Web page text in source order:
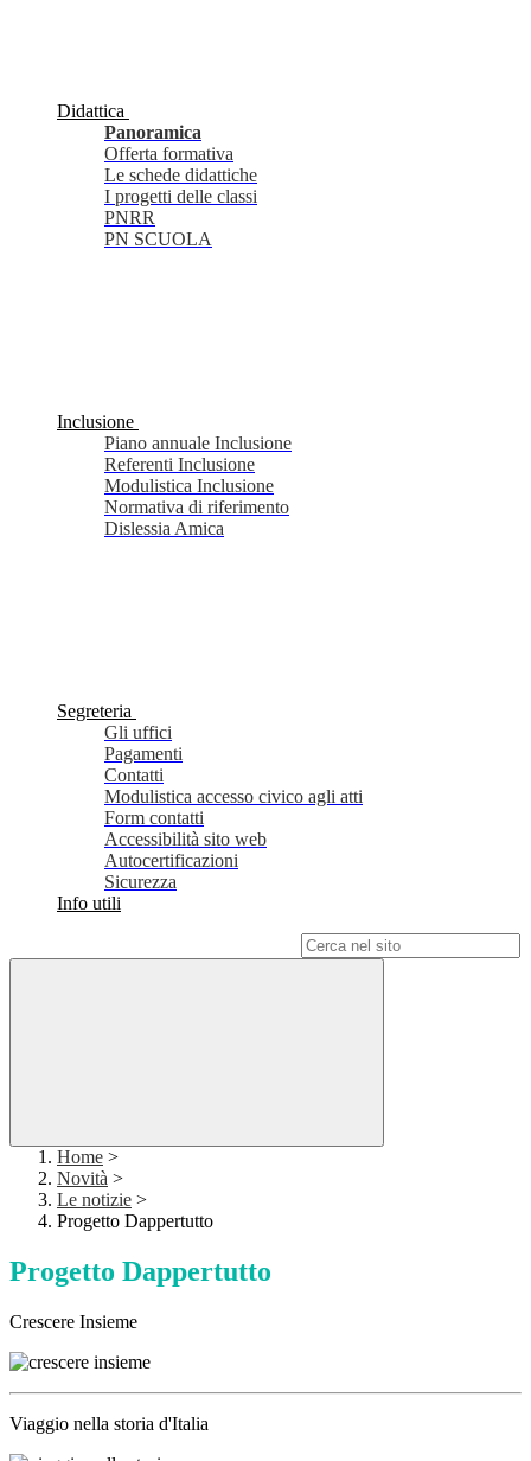
Didattica
Panoramica
Offerta formativa
Le schede didattiche
I progetti delle classi
PNRR
PN SCUOLA
Inclusione
Piano annuale Inclusione
Referenti Inclusione
Modulistica Inclusione
Normativa di riferimento
Dislessia Amica
Segreteria
Gli uffici
Pagamenti
Contatti
Modulistica accesso civico agli atti
Form contatti
Accessibilità sito web
Autocertificazioni
Sicurezza
Info utili
Home >
Novità >
Le notizie >
Progetto Dappertutto
Progetto Dappertutto
Crescere Insieme
Viaggio nella storia d'Italia